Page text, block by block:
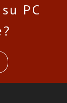
PC